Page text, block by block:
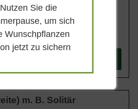
m. B. Solitär
Nutzen Sie die
um sich
Wunschpflanzen
jetzt zu sichern